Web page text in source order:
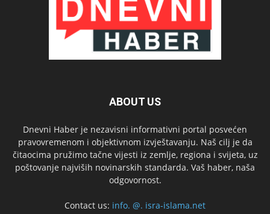
ABOUT US
Dnevni Haber je nezavisni informativni portal posvećen
pravovremenom i objektivnom izvještavanju. Naš cilj je da
čitaocima pružimo tačne vijesti iz zemlje, regiona i svijeta, uz
poštovanje najviših novinarskih standarda. Vaš haber, naša
odgovornost.
Contact us: info. @. isra-islama.net